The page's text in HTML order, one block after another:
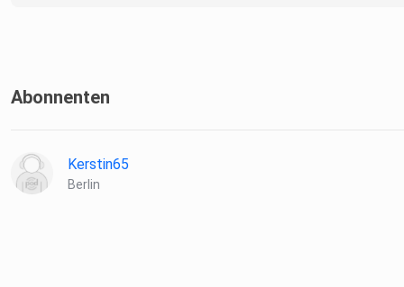
Abonnenten
Kerstin65
Berlin